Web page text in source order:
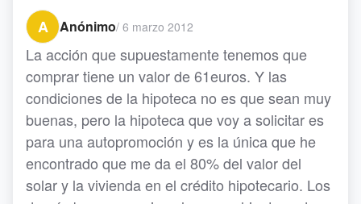
A
Anónimo/ 6 marzo 2012
La acción que supuestamente tenemos que
comprar tiene un valor de 61euros. Y las
condiciones de la hipoteca no es que sean muy
buenas, pero la hipoteca que voy a solicitar es
para una autopromoción y es la única que he
encontrado que me da el 80% del valor del
solar y la vivienda en el crédito hipotecario. Los